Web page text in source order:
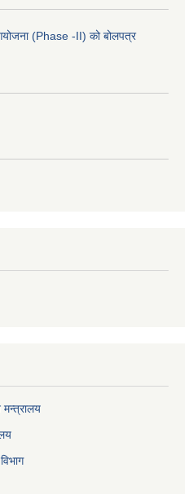
आयोजना (Phase -II) को बोलपत्र
मन्त्रालय